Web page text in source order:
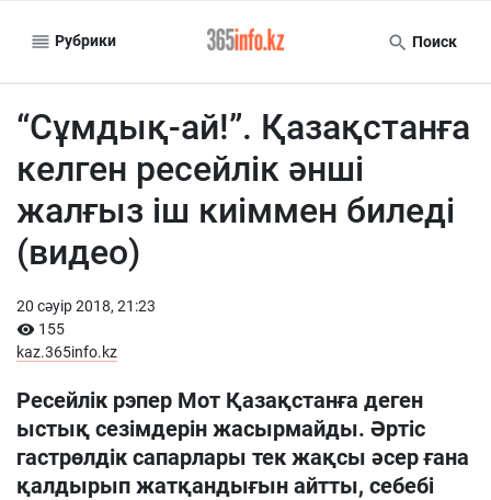
Рубрики Поиск
“Сұмдық-ай!”. Қазақстанға
келген ресейлік әнші
жалғыз іш киіммен биледі
(видео)
20 сәуiр 2018, 21:23
155
kaz.365info.kz
Ресейлік рэпер Мот Қазақстанға деген
ыстық сезімдерін жасырмайды. Әртіс
гастрөлдік сапарлары тек жақсы әсер ғана
қалдырып жатқандығын айтты, себебі